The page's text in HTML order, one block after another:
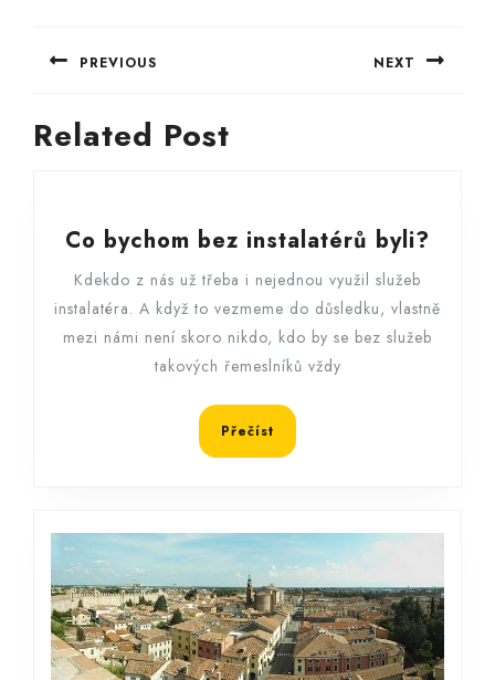
Navigace
pro
příspěvek
PREVIOUS
Previous
post:
NEXT
Related Post
Co bychom bez instalatérů byli?
byli?
Kdekdo z nás už třeba i nejednou využil služeb
instalatéra. A když to vezmeme do důsledku, vlastně
mezi námi není skoro nikdo, kdo by se bez služeb
takových řemeslníků vždy
Přečíst